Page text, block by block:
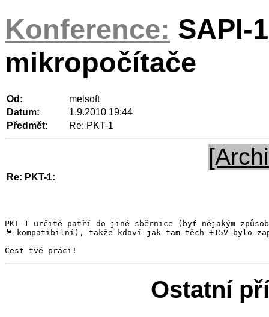
Konference: SAPI-
mikropočítače
Od:
melsoft
Datum:
1.9.2010 19:44
Předmět:
Re: PKT-1
Re: PKT-1:
kompatibilní), takže kdoví jak tam těch +15V bylo
Čest tvé práci!
Ostatní